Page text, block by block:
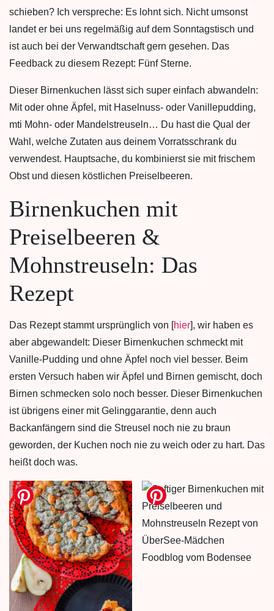
schieben? Ich verspreche: Es lohnt sich. Nicht umsonst
landet er bei uns regelmäßig auf dem Sonntagstisch und
ist auch bei der Verwandtschaft gern gesehen. Das
Feedback zu diesem Rezept: Fünf Sterne.
Dieser Birnenkuchen lässt sich super einfach abwandeln:
Mit oder ohne Äpfel, mit Haselnuss- oder Vanillepudding,
mti Mohn- oder Mandelstreuseln… Du hast die Qual der
Wahl, welche Zutaten aus deinem Vorratsschrank du
verwendest. Hauptsache, du kombinierst sie mit frischem
Obst und diesen köstlichen Preiselbeeren.
Birnenkuchen mit
Preiselbeeren &
Mohnstreuseln: Das
Rezept
Das Rezept stammt ursprünglich von [hier], wir haben es
aber abgewandelt: Dieser Birnenkuchen schmeckt mit
Vanille-Pudding und ohne Äpfel noch viel besser. Beim
ersten Versuch haben wir Äpfel und Birnen gemischt, doch
Birnen schmecken solo noch besser. Dieser Birnenkuchen
ist übrigens einer mit Gelinggarantie, denn auch
Backanfängern sind die Streusel noch nie zu braun
geworden, der Kuchen noch nie zu weich oder zu hart. Das
heißt doch was.